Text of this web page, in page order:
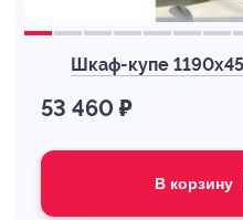
Шкаф-купе
53 460 ₽
В корзину